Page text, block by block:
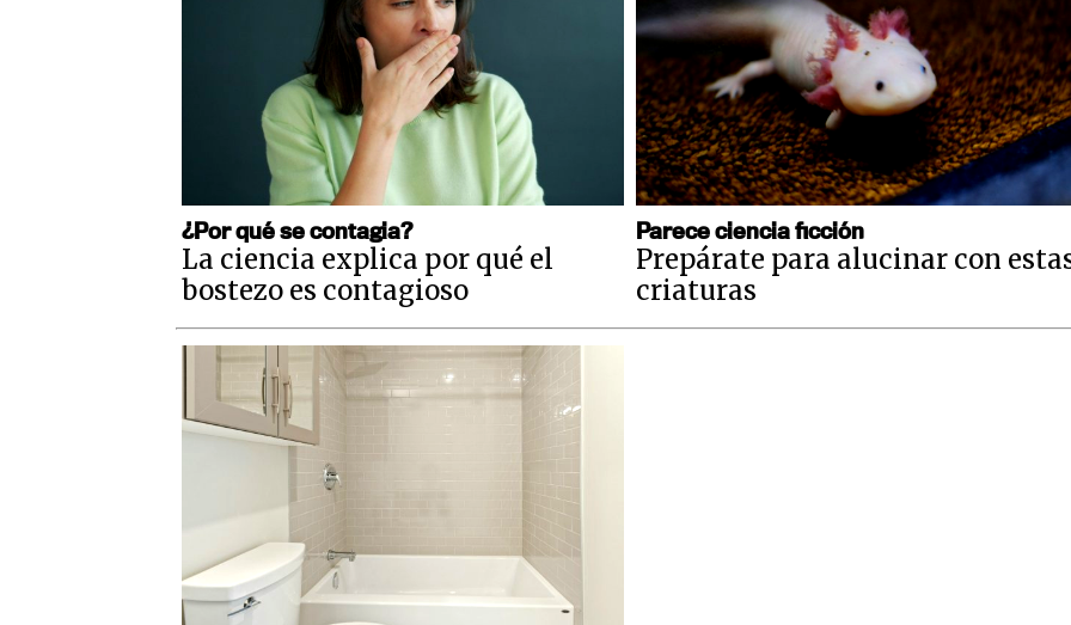
¿Por qué se contagia?
La ciencia explica por qué el
bostezo es contagioso
Parece ciencia ficción
Prepárate para alucinar con
criaturas